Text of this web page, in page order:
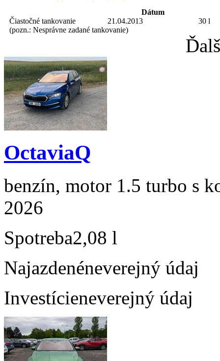
Dátum
Čiastočné tankovanie
21.04.2013
30 l
(pozn.: Nesprávne zadané tankovanie)
OctaviaQ
benzín, motor 1.5 turbo s
2026
Spotreba2,08 l
Najazdenéneverejný údaj
Investícieneverejný údaj